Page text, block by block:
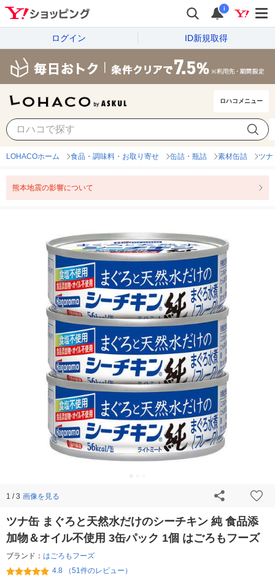
i
ログイン ID新規取得
ロハコメニュー
LOHACOホーム 食品・調味料・お取り寄せ 缶詰・瓶詰 素材缶詰 ツナ
熊本地震の影響について
1 / 3 画像を見る
ツナ缶 まぐろと天然水だけのシーチキン 純 食品添
加物＆オイル不使用 3缶パック 1個 はごろもフーズ
ブランド： はごろもフーズ
4.8 （51件のレビュー）